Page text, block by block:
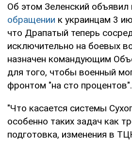
Об этом Зеленский объявил
обращении к украинцам 3
что Драпатый теперь
исключительно на боевых
назначен командующим
для того, чтобы военный
фронтом "на сто процентов".
"Что касается системы
особенно таких задач как
подготовка, изменения в